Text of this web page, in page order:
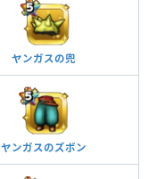
ヤンガスの兜
ヤンガスのズボン